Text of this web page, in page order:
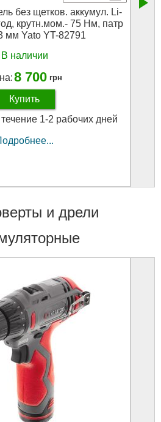
без щетков. аккумул. Li-
крутн.мом.- 75 Нм, патр
мм Yato YT-82791
В наличии
8 700 грн
Купить
течение 1-2 рабочих дней
и дрели